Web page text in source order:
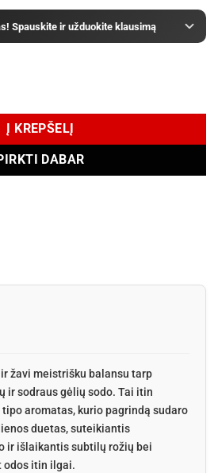
Spauskite ir užduokite klausimą
Floral Fair Extrait De 100 ml
Į KREPŠELĮ
DABAR
žavi meistrišku balansu tarp
ir sodraus gėlių sodo. Tai itin
aromatas, kurio pagrindą sudaro
duetas, suteikiantis
ir išlaikantis subtilų rožių bei
odos itin ilgai.